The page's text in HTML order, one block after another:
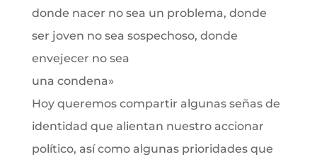
donde nacer no sea un problema, donde
ser joven no sea sospechoso, donde
envejecer no sea
una condena»
Hoy queremos compartir algunas señas de
identidad que alientan nuestro accionar
político, así como algunas prioridades que